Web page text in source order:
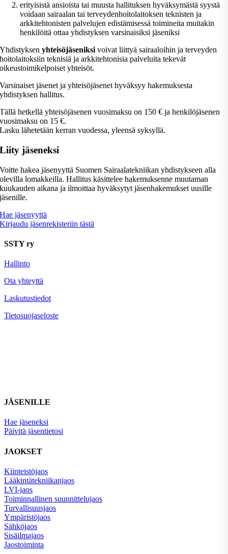
erityisistä ansioista tai muusta hallituksen hyväksymästä syystä
voidaan sairaalan tai terveydenhoitolaitoksen teknisten ja
arkkitehtonisten palvelujen edistämisessä toimineita muitakin
henkilöitä ottaa yhdistyksen varsinaisiksi jäseniksi
Yhdistyksenyhteisöjäseniksi voivat liittyä sairaaloihin ja terveyden
hoitolaitoksiin teknisiä ja arkkitehtonisia palveluita tekevät
oikeustoimikelpoiset yhteisöt.
Varsinaiset jäsenet ja yhteisöjäsenet hyväksyy hakemuksesta
yhdistyksen hallitus.
Tällä hetkellä yhteisöjäsenen vuosimaksu on 150 € ja henkilöjäsenen
vuosimaksu on 15 €.
Lasku lähetetään kerran vuodessa, yleensä syksyllä.
Liity jäseneksi
Voitte hakea jäsenyyttä Suomen Sairaalatekniikan yhdistykseen alla
olevilla lomakkeilla. Hallitus käsittelee hakemuksenne muutaman
kuukauden aikana ja ilmoittaa hyväksytyt jäsenhakemukset uusille
jäsenille.
Hae jäsenyyttä
Kirjaudu jäsenrekisteriin tästä
SSTY ry
Hallinto
Ota yhteyttä
Laskutustiedot
Tietosuojaseloste
JÄSENILLE
Hae jäseneksi
Päivitä jäsentietosi
JAOKSET
Kiinteistöjaos
Lääkintätekniikanjaos
LVI-jaos
Toiminnallinen suunnittelujaos
Turvallisuusjaos
Ympäristöjaos
Sähköjaos
Sisäilmajaos
Jaostoiminta